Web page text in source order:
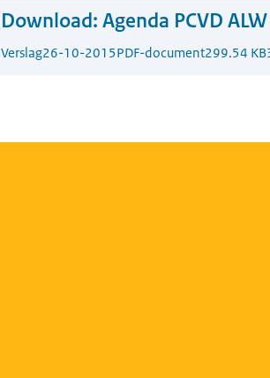
Download: Agenda PCVD
Verslag26-10-2015PDF-document299.54 KB